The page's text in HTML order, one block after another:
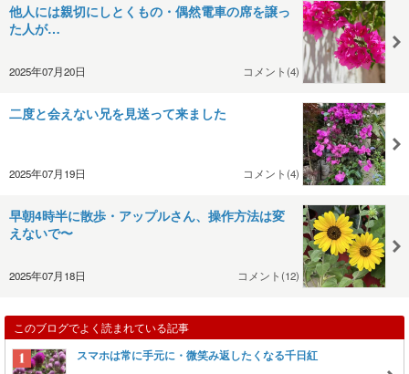
他人には親切にしとくもの・偶然電車の席を譲っ
た人が…
2025年07月20日 コメント(4)
二度と会えない兄を見送って来ました
2025年07月19日 コメント(4)
早朝4時半に散歩・アップルさん、操作方法は変
えないで〜
2025年07月18日 コメント(12)
このブログでよく読まれている記事
スマホは常に手元に・微笑み返したくなる千日紅